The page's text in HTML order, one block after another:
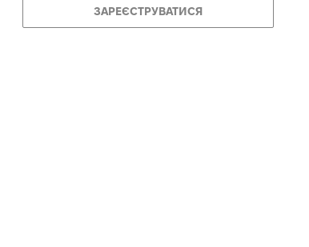
ЗАРЕЄСТРУВАТИСЯ